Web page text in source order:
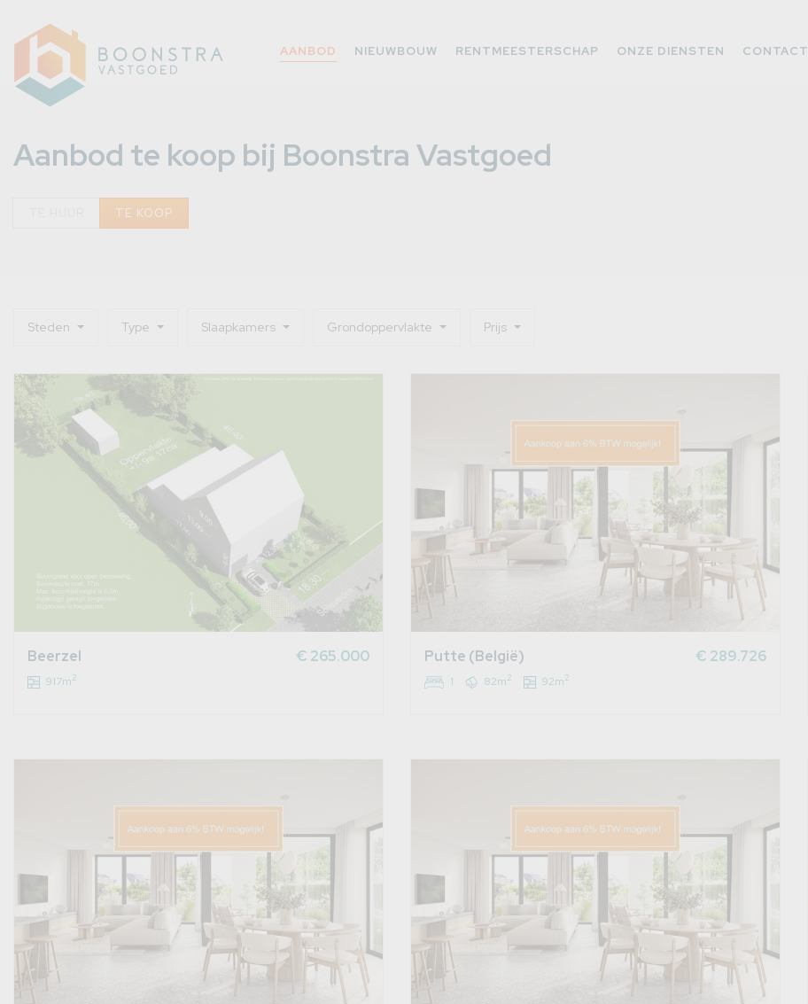
AANBOD NIEUWBOUW RENTMEESTERSCHAP ONZE DIENSTEN CONTACT
Aanbod te koop bij Boonstra Vastgoed
TE KOOP
Steden Type Slaapkamers Grondoppervlakte Prijs
Beerzel € 265.000
917m2
Putte (België) € 289.726
1 82m2 92m2